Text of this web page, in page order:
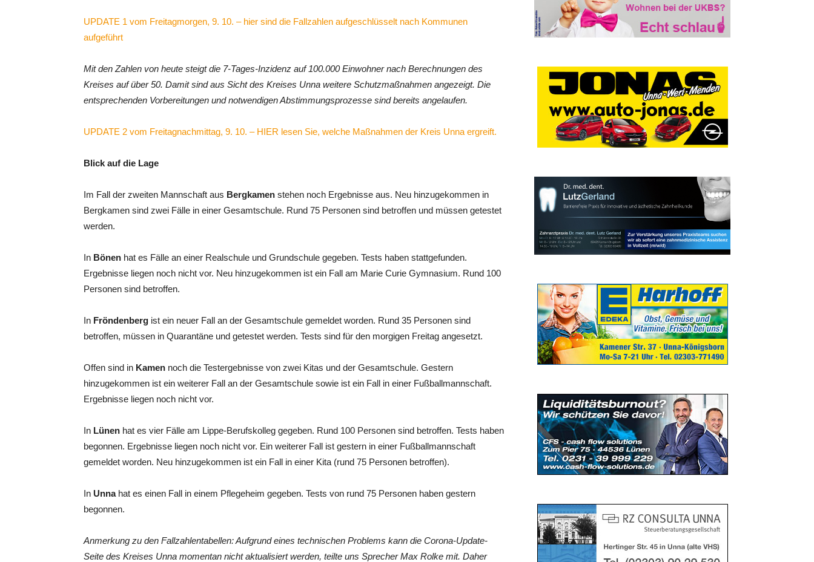
UPDATE 1 vom Freitagmorgen, 9. 10. – hier sind die Fallzahlen aufgeschlüsselt nach Kommunen
aufgeführt
Mit den Zahlen von heute steigt die 7-Tages-Inzidenz auf 100.000 Einwohner nach Berechnungen des
Kreises auf über 50. Damit sind aus Sicht des Kreises Unna weitere Schutzmaßnahmen angezeigt. Die
entsprechenden Vorbereitungen und notwendigen Abstimmungsprozesse sind bereits angelaufen.
UPDATE 2 vom Freitagnachmittag, 9. 10. – HIER lesen Sie, welche Maßnahmen der Kreis Unna ergreift.
Blick auf die Lage
Im Fall der zweiten Mannschaft aus Bergkamen stehen noch Ergebnisse aus. Neu hinzugekommen in
Bergkamen sind zwei Fälle in einer Gesamtschule. Rund 75 Personen sind betroffen und müssen getestet
werden.
In Bönen hat es Fälle an einer Realschule und Grundschule gegeben. Tests haben stattgefunden.
Ergebnisse liegen noch nicht vor. Neu hinzugekommen ist ein Fall am Marie Curie Gymnasium. Rund 100
Personen sind betroffen.
In Fröndenberg ist ein neuer Fall an der Gesamtschule gemeldet worden. Rund 35 Personen sind
betroffen, müssen in Quarantäne und getestet werden. Tests sind für den morgigen Freitag angesetzt.
Offen sind in Kamen noch die Testergebnisse von zwei Kitas und der Gesamtschule. Gestern
hinzugekommen ist ein weiterer Fall an der Gesamtschule sowie ist ein Fall in einer Fußballmannschaft.
Ergebnisse liegen noch nicht vor.
In Lünen hat es vier Fälle am Lippe-Berufskolleg gegeben. Rund 100 Personen sind betroffen. Tests haben
begonnen. Ergebnisse liegen noch nicht vor. Ein weiterer Fall ist gestern in einer Fußballmannschaft
gemeldet worden. Neu hinzugekommen ist ein Fall in einer Kita (rund 75 Personen betroffen).
In Unna hat es einen Fall in einem Pflegeheim gegeben. Tests von rund 75 Personen haben gestern
begonnen.
Anmerkung zu den Fallzahlentabellen: Aufgrund eines technischen Problems kann die Corona-Update-
Seite des Kreises Unna momentan nicht aktualisiert werden, teilte uns Sprecher Max Rolke mit. Daher